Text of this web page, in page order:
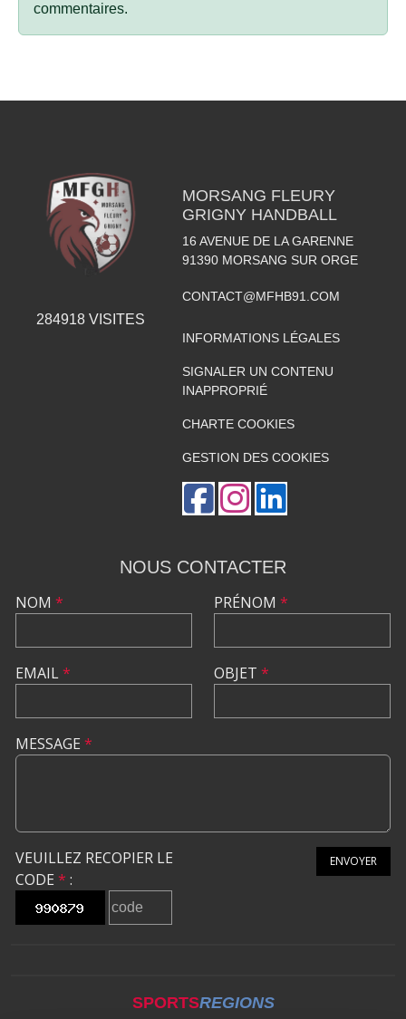
commentaires.
284918 VISITES
MORSANG FLEURY
GRIGNY HANDBALL
16 AVENUE DE LA GARENNE
91390 MORSANG SUR ORGE
CONTACT@MFHB91.COM
INFORMATIONS LÉGALES
SIGNALER UN CONTENU
INAPPROPRIÉ
CHARTE COOKIES
GESTION DES COOKIES
NOUS CONTACTER
NOM *
EMAIL*
PRÉNOM *
OBJET *
MESSAGE *
VEUILLEZ RECOPIER LE
CODE * :
ENVOYER
SPORTSREGIONS